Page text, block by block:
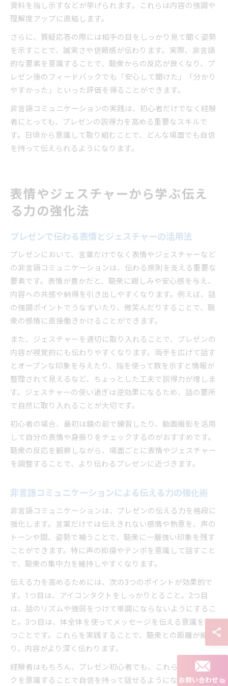
資料を指し示すなどが挙げられます。これらは内容の強調や
理解度アップに直結します。
さらに、質疑応答の際には相手の目をしっかり見て聞く姿勢
を示すことで、誠実さや信頼感が伝わります。実際、非言語
的な要素を意識することで、聴衆からの反応が良くなり、プ
レゼン後のフィードバックでも「安心して聞けた」「分かり
やすかった」といった評価を得ることができます。
非言語コミュニケーションの実践は、初心者だけでなく経験
者にとっても、プレゼンの説得力を高める重要なスキルで
す。日頃から意識して取り組むことで、どんな場面でも自信
を持って伝えられるようになります。
表情やジェスチャーから学ぶ伝え
る力の強化法
プレゼンで伝わる表情とジェスチャーの活用法
プレゼンにおいて、言葉だけでなく表情やジェスチャーなど
の非言語コミュニケーションは、伝わる原則を支える重要な
要素です。表情が豊かだと、聴衆に親しみや安心感を与え、
内容への共感や納得を引き出しやすくなります。例えば、話
の強調ポイントでうなずいたり、微笑んだりすることで、聴
衆の感情に直接働きかけることができます。
また、ジェスチャーを適切に取り入れることで、プレゼンの
内容が視覚的にも伝わりやすくなります。両手を広げて話す
とオープンな印象を与えたり、指を使って数を示すと情報が
整理されて見えるなど、ちょっとした工夫で説得力が増しま
す。ジェスチャーの使い過ぎは逆効果になるため、話の要所
で自然に取り入れることが大切です。
初心者の場合、最初は鏡の前で練習したり、動画撮影を活用
して自分の表情や身振りをチェックするのがおすすめです。
聴衆の反応を観察しながら、場面ごとに表情やジェスチャー
を調整することで、より伝わるプレゼンに近づきます。
非言語コミュニケーションによる伝える力の強化術
非言語コミュニケーションは、プレゼンの伝える力を格段に
強化します。言葉だけでは伝えきれない感情や熱意を、声の
トーンや間、姿勢で補うことで、聴衆に一層強い印象を残す
ことができます。特に声の抑揚やテンポを意識して話すこと
で、聴衆の集中力を維持しやすくなります。
伝える力を高めるためには、次の3つのポイントが効果的で
す。1つ目は、アイコンタクトをしっかりとること。2つ目
は、話のリズムや強弱をつけて単調にならないようにするこ
と。3つ目は、体全体を使ってメッセージを伝える意識を持
つことです。これらを実践することで、聴衆との距離が縮ま
り、内容がより深く伝わります。
経験者はもちろん、プレゼン初心者でも、これらのテクニッ
クを意識することで自信を持って話せるようになります。ま
お問い合わせ